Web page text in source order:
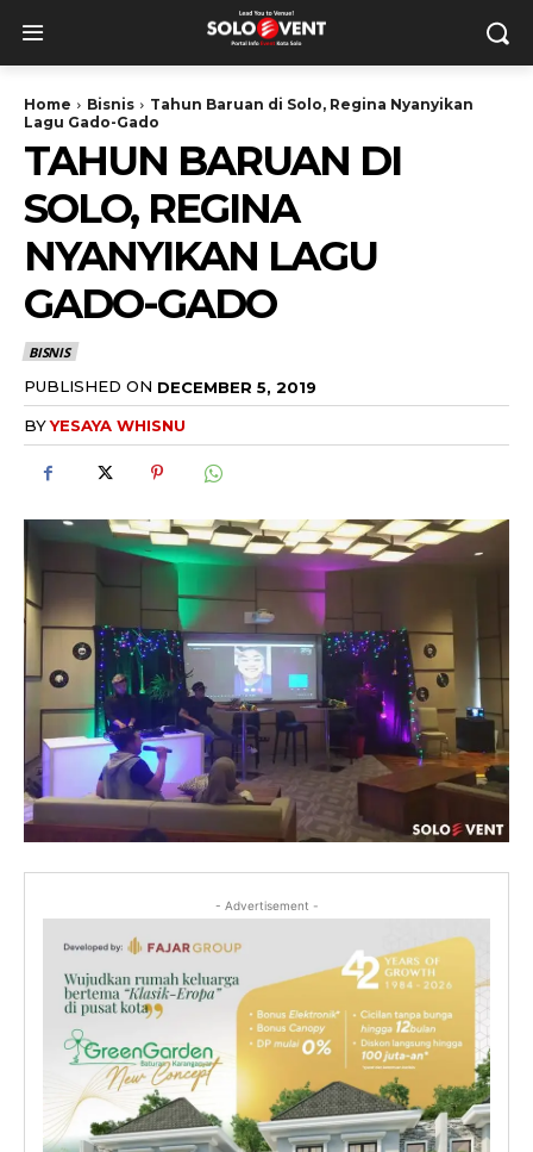
Home Bisnis
Tahun Baruan di Solo, Regina Nyanyikan
Lagu Gado-Gado
TAHUN BARUAN DI
SOLO, REGINA
NYANYIKAN LAGU
GADO-GADO
BISNIS
PUBLISHED ON DECEMBER 5, 2019
BYYESAYA WHISNU
- Advertisement -